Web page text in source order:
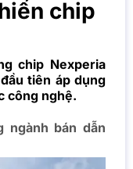
chip
chip Nexperia
tiên áp dụng
công nghệ.
bán dẫn